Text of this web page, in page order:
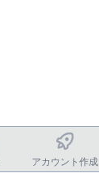
アカウント作成